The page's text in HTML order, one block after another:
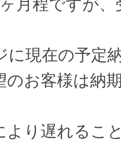
月程ですが
に現在の予定
のお客様は納
より遅れるこ